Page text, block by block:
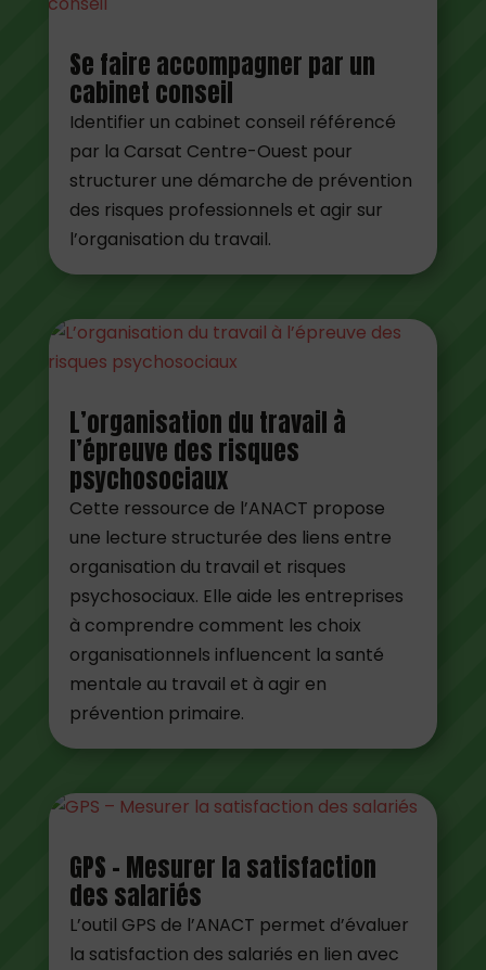
Se faire accompagner par un
cabinet conseil
Identifier un cabinet conseil référencé
par la Carsat Centre-Ouest pour
structurer une démarche de prévention
des risques professionnels et agir sur
l’organisation du travail.
L’organisation du travail à
l’épreuve des risques
psychosociaux
Cette ressource de l’ANACT propose
une lecture structurée des liens entre
organisation du travail et risques
psychosociaux. Elle aide les entreprises
à comprendre comment les choix
organisationnels influencent la santé
mentale au travail et à agir en
prévention primaire.
GPS – Mesurer la satisfaction
des salariés
L’outil GPS de l’ANACT permet d’évaluer
la satisfaction des salariés en lien avec